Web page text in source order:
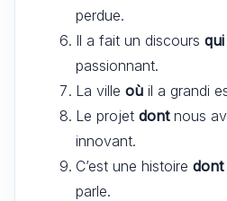
perdue.
Il a fait un discours qui
passionnant.
La ville où il a grandi
Le projet dontnous
innovant.
C’est une histoire dont
parle.